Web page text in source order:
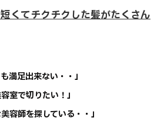
くてチクチクした髪がたくさん
満足出来ない・・」
室で切りたい！」
容師を探している・・」